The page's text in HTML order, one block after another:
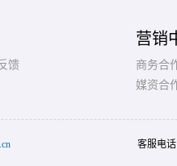
馈
营销
商务合
媒资合
客服电